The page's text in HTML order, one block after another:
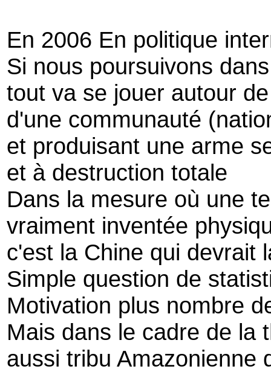
En 2006 En politique
Si nous poursuivons
tout va se jouer autour
d'une communauté
et produisant une arme
et à destruction totale
Dans la mesure où une
vraiment inventée
c'est la Chine qui devrait
Simple question de
Motivation plus nombre
Mais dans le cadre de la
aussi tribu Amazonienne